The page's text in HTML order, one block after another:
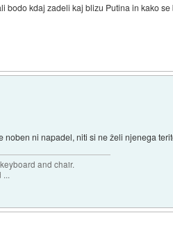
bodo kdaj zadeli kaj blizu Putina in kako
ni napadel, niti si ne želi njenega
and chair.
...